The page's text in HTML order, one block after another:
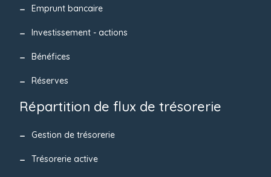
Emprunt bancaire
Investissement - actions
Bénéfices
Réserves
Répartition de flux de trésorerie
Gestion de trésorerie
Trésorerie active